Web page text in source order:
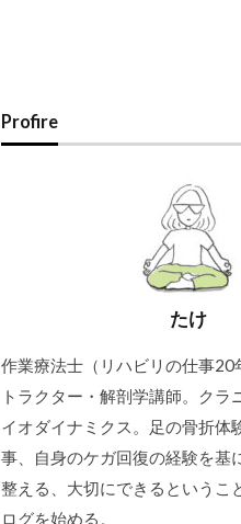
Profire
たけ
作業療法士（リハビリの仕事20
トラクター・解剖学講師。クラ
イオダイナミクス。足の骨折体
事、自身のケガ回復の経験を基
整える、大切にできるというこ
ログを始める。